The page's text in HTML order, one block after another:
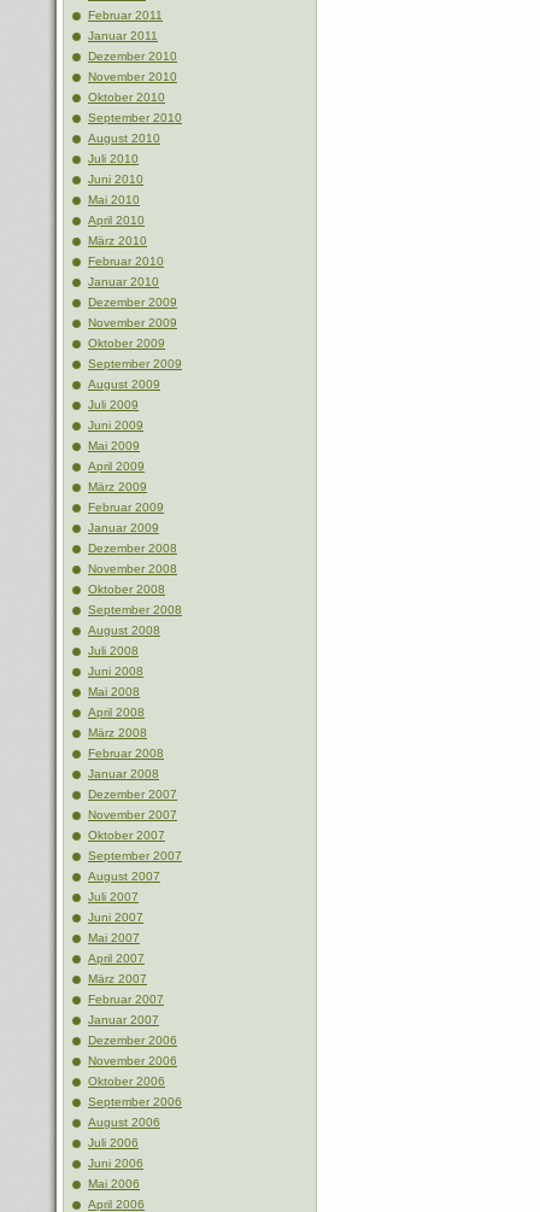
Februar 2011
Januar 2011
Dezember 2010
November 2010
Oktober 2010
September 2010
August 2010
Juli 2010
Juni 2010
Mai 2010
April 2010
März 2010
Februar 2010
Januar 2010
Dezember 2009
November 2009
Oktober 2009
September 2009
August 2009
Juli 2009
Juni 2009
Mai 2009
April 2009
März 2009
Februar 2009
Januar 2009
Dezember 2008
November 2008
Oktober 2008
September 2008
August 2008
Juli 2008
Juni 2008
Mai 2008
April 2008
März 2008
Februar 2008
Januar 2008
Dezember 2007
November 2007
Oktober 2007
September 2007
August 2007
Juli 2007
Juni 2007
Mai 2007
April 2007
März 2007
Februar 2007
Januar 2007
Dezember 2006
November 2006
Oktober 2006
September 2006
August 2006
Juli 2006
Juni 2006
Mai 2006
April 2006